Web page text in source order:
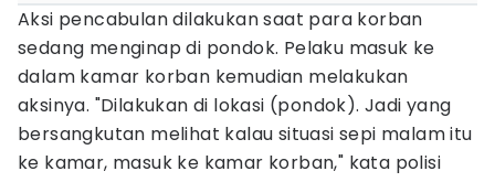
Aksi pencabulan dilakukan saat para korban
sedang menginap di pondok. Pelaku masuk ke
dalam kamar korban kemudian melakukan
aksinya. "Dilakukan di lokasi (pondok). Jadi yang
bersangkutan melihat kalau situasi sepi malam itu
ke kamar, masuk ke kamar korban," kata polisi